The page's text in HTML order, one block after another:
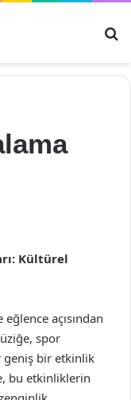
Kültürel
açısından
spor
geniş bir etkinlik
bu etkinliklerin